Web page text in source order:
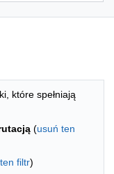
alfabetyczny
które spełniają
(usuń ten
filtr)